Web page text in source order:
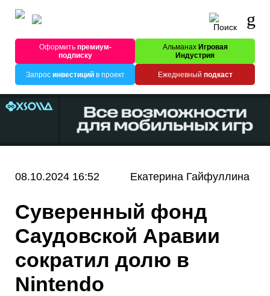
Оформитьпремиум-
подписку
Альманах Игровая
Индустрия
Запрос инвестицийв проект Ежедневный подкаст
08.10.2024 16:52 Екатерина Гайфуллина
Суверенный фонд
Саудовской Аравии
сократил долю в
Nintendo